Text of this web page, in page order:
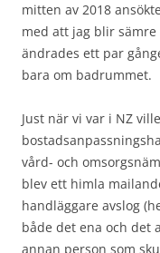
mitten av 2018
med att jag blir sämre
ändrades ett par
bara om badrummet.
Just när vi var i NZ
vård- och
blev ett himla
handläggare avslog
både det ena och det
annan person som